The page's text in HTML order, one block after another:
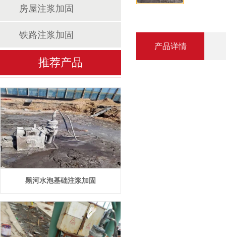
房屋注浆加固
铁路注浆加固
推荐产品
黑河水泡基础注浆加固
产品详情